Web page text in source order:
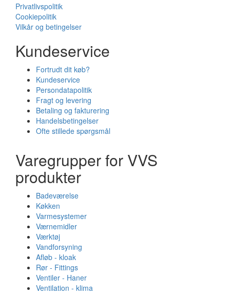
Privatlivspolitik
Cookiepolitik
Vilkår og betingelser
Kundeservice
Fortrudt dit køb?
Kundeservice
Persondatapolitik
Fragt og levering
Betaling og fakturering
Handelsbetingelser
Ofte stillede spørgsmål
Varegrupper for VVS
produkter
Badeværelse
Køkken
Varmesystemer
Værnemidler
Værktøj
Vandforsyning
Afløb - kloak
Rør - Fittings
Ventiler - Haner
Ventilation - klima